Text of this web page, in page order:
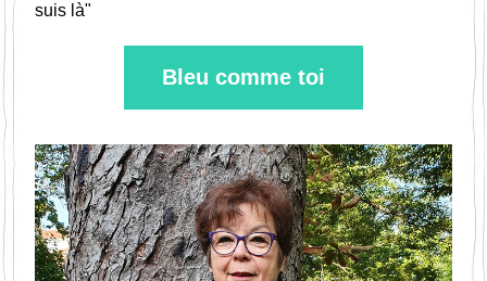
suis là"
Bleu comme toi